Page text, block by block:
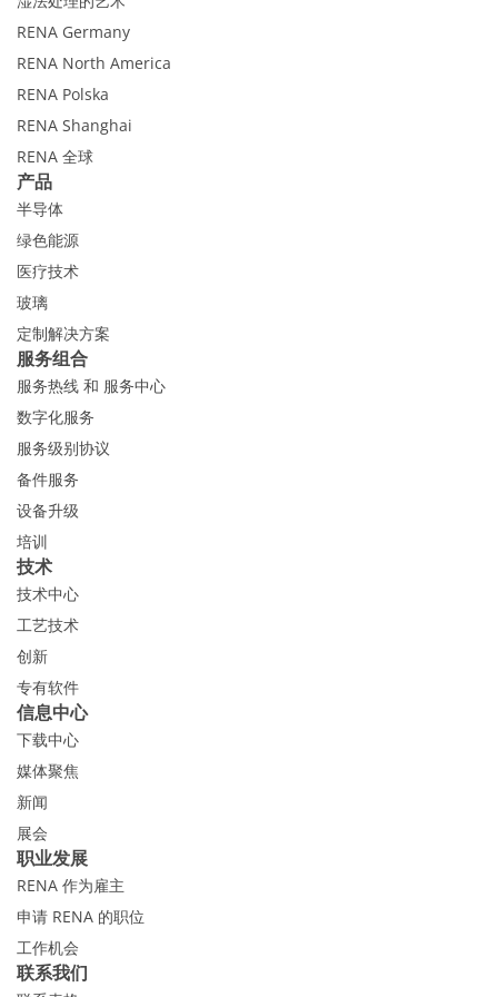
RENA Germany
RENA North America
RENA Polska
RENA Shanghai
RENA 全球
产品
半导体
绿色能源
医疗技术
玻璃
定制解决方案
服务组合
服务热线 和 服务中心
数字化服务
服务级别协议
备件服务
设备升级
培训
技术
技术中心
工艺技术
创新
专有软件
信息中心
下载中心
媒体聚焦
新闻
展会
职业发展
RENA 作为雇主
申请 RENA 的职位
工作机会
联系我们